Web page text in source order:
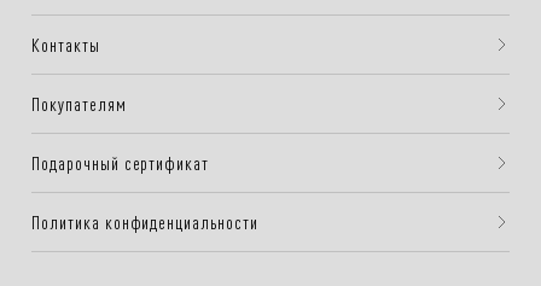
Контакты
Покупателям
Подарочный сертификат
Политика конфиденциальности